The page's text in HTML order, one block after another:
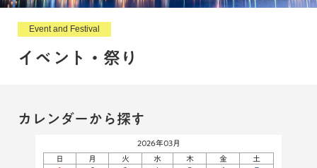
Event and Festival
イベント・祭り
カレンダーから探す
2026年03月
日
月 火 水 木 金
土